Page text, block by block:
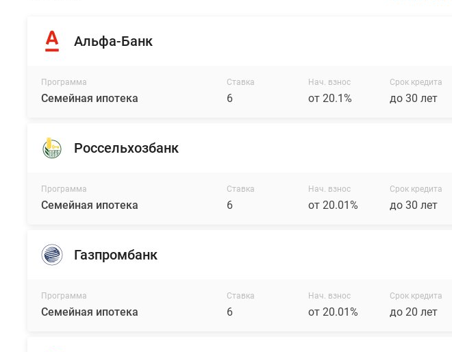
Альфа-Банк
Программа
Семейная ипотека
Ставка
6
Нач. взнос
от 20.1%
Срок кредита
до 30 лет
Россельхозбанк
Программа
Семейная ипотека
Ставка
6
Нач. взнос
от 20.01%
Срок кредита
до 30 лет
Газпромбанк
Программа
Семейная ипотека
Ставка
6
Нач. взнос
от 20.01%
Срок кредита
до 20 лет